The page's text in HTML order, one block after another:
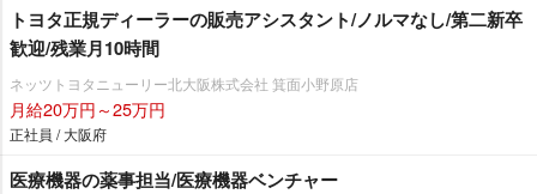
トヨタ正規ディーラーの販売アシスタント/ノルマなし/第二新卒
歓迎/残業月10時間
ネッツトヨタニューリー北大阪株式会社 箕面小野原店
月給20万円～25万円
正社員 / 大阪府
医療機器の薬事担当/医療機器ベンチャー